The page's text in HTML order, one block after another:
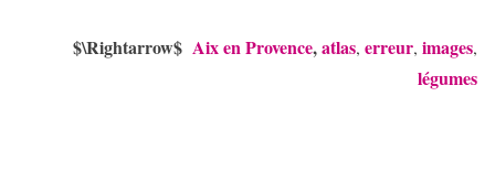
$\Rightarrow$ Aix en Provence,atlas, erreur, images,
légumes